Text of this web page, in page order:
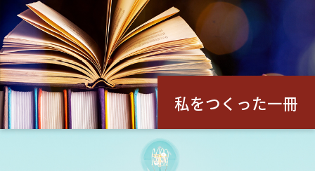
私をつくった一冊